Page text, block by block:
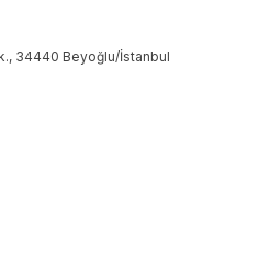
34440 Beyoğlu/İstanbul